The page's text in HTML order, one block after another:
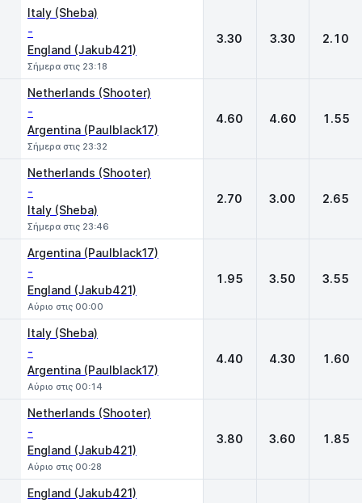
Italy (Sheba)
-
England (Jakub421)
Σήμερα στις 23:18
3.30 3.30 2.10
Netherlands (Shooter)
-
Argentina (Paulblack17)
Σήμερα στις 23:32
4.60 4.60 1.55
Netherlands (Shooter)
-
Italy (Sheba)
Σήμερα στις 23:46
2.70 3.00 2.65
Argentina (Paulblack17)
-
England (Jakub421)
Αύριο στις 00:00
1.95 3.50 3.55
Italy (Sheba)
-
Argentina (Paulblack17)
Αύριο στις 00:14
4.40 4.30 1.60
Netherlands (Shooter)
-
England (Jakub421)
Αύριο στις 00:28
3.80 3.60 1.85
England (Jakub421)